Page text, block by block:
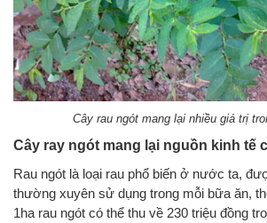
Cây rau ngót mang lại nhiều giá trị
Cây ray ngót mang lại nguồn kinh tế
Rau ngót là loại rau phổ biến ở nước ta,
thường xuyên sử dụng trong mỗi bữa ăn,
1ha rau ngót có thể thu về 230 triệu đồng